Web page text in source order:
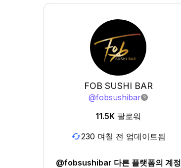
FOB SUSHI BAR
@fobsushibar
11.5K 팔로워
230 며칠 전 업데이트됨
@fobsushibar 다른 플랫폼의 계정